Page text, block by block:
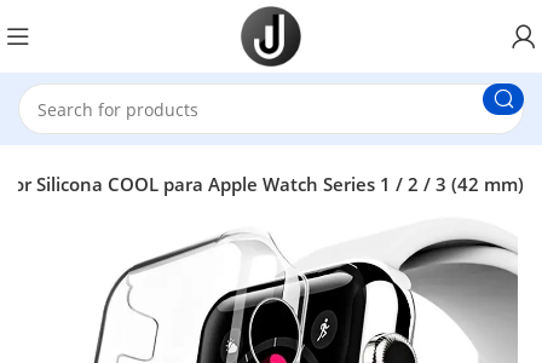
Silicona COOL para Apple Watch Series 1 / 2 / 3 (42 mm)